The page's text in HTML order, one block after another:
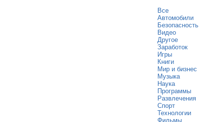
Все
Автомобили
Безопасность
Видео
Другое
Заработок
Игры
Книги
Мир и бизнес
Музыка
Наука
Программы
Развлечения
Спорт
Технологии
Фильмы